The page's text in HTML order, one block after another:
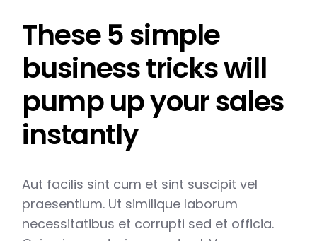
These 5 simple
business tricks will
pump up your sales
instantly
Aut facilis sint cum et sint suscipit vel
praesentium. Ut similique laborum
necessitatibus et corrupti sed et officia.